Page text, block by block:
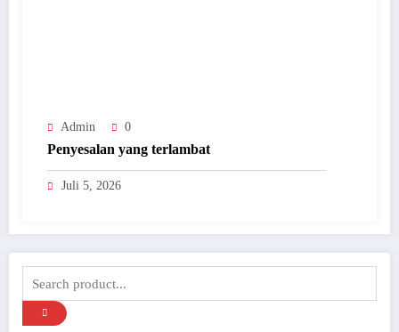
Admin 0
Penyesalan yang terlambat
Juli 5, 2026